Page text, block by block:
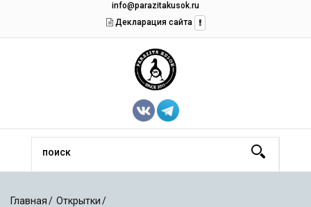
info@parazitakusok.ru
Декларация сайта
Главная Открытки